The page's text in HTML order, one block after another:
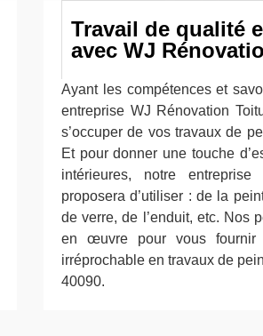
Travail de qualité
avec WJ
Ayant les compétences et
entreprise WJ Rénovation
s’occuper de vos travaux de
Et pour donner une touche
intérieures, notre
proposera d’utiliser : de la
de verre, de l’enduit, etc. Nos
en œuvre pour vous
irréprochable en travaux de
40090.